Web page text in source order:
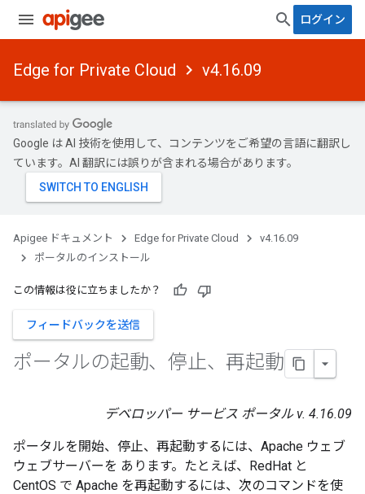
ログイン
Edge for Private Cloud v4.16.09
Google は AI 技術を使用して、コンテンツをご希望の言語に翻訳し
ています。AI 翻訳には誤りが含まれる場合があります。
Apigee ドキュメント Edge for Private Cloud
v4.16.09
ポータルのインストール
この情報は役に立ちましたか？
フィードバックを送信
ポータルの起動、停止、再起動
デベロッパー サービス ポータル v. 4.16.09
ポータルを開始、停止、再起動するには、Apache ウェブ
ウェブサーバーを あります。たとえば、RedHat と
CentOS で Apache を再起動するには、次のコマンドを使